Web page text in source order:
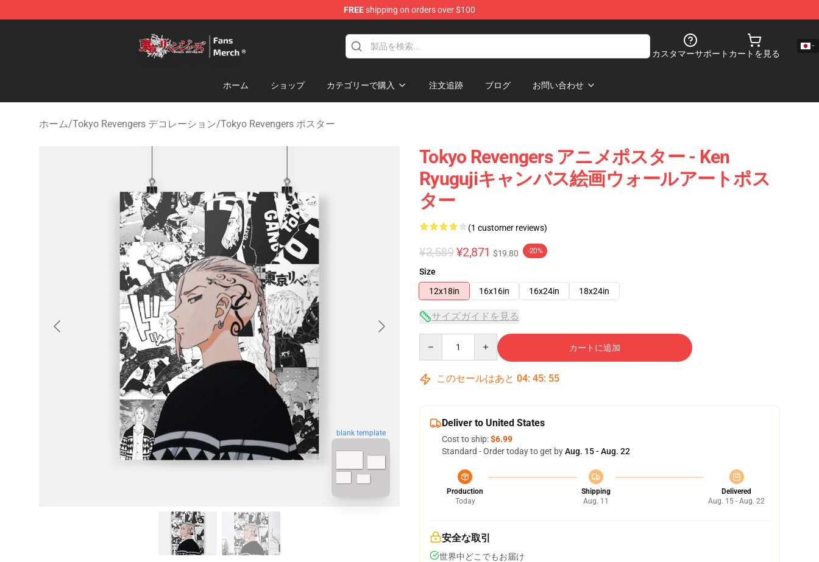
FREEshipping on orders over $100
カスタマーサポート カートを見る
ホーム ショップ カテゴリーで購入 注文追跡 ブログ お問い合わせ
ホーム/Tokyo Revengers デコレーション/Tokyo Revengers ポスター
blank template
Tokyo Revengers アニメポスター - Ken
Ryugujiキャンバス絵画ウォールアートポス
ター
(1 customer reviews)
¥3,589 ¥2,871 $19.80 -20%
Size
12x18in
16x16in 16x24in 18x24in
サイズガイドを見る
カートに追加
このセールはあと 04: 45: 53
Deliver to United States
Cost to ship:$6.99
Standard - Order today to get byAug. 15 - Aug. 22
Production
Today
Shipping
Aug. 11
Delivered
Aug. 15 - Aug. 22
安全な取引
世界中どこでもお届け